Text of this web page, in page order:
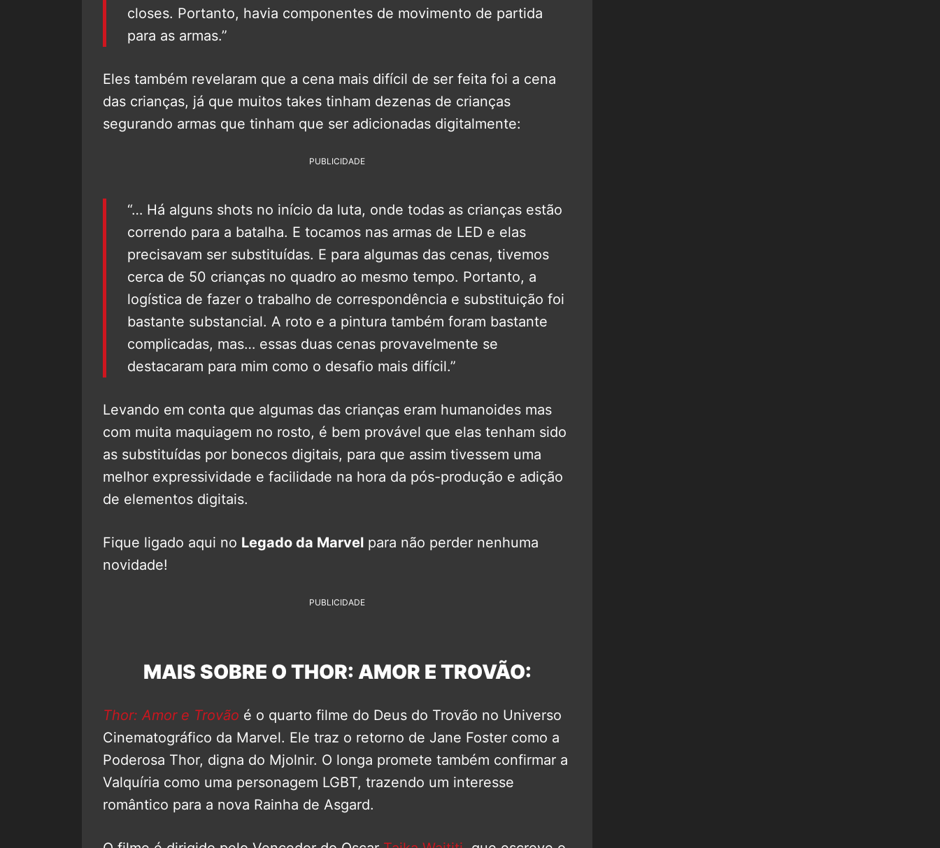
closes. Portanto, havia componentes de movimento de partida
para as armas.”
Eles também revelaram que a cena mais difícil de ser feita foi a cena
das crianças, já que muitos takes tinham dezenas de crianças
segurando armas que tinham que ser adicionadas digitalmente:
PUBLICIDADE
“… Há alguns shots no início da luta, onde todas as crianças estão
correndo para a batalha. E tocamos nas armas de LED e elas
precisavam ser substituídas. E para algumas das cenas, tivemos
cerca de 50 crianças no quadro ao mesmo tempo. Portanto, a
logística de fazer o trabalho de correspondência e substituição foi
bastante substancial. A roto e a pintura também foram bastante
complicadas, mas… essas duas cenas provavelmente se
destacaram para mim como o desafio mais difícil.”
Levando em conta que algumas das crianças eram humanoides mas
com muita maquiagem no rosto, é bem provável que elas tenham sido
as substituídas por bonecos digitais, para que assim tivessem uma
melhor expressividade e facilidade na hora da pós-produção e adição
de elementos digitais.
Fique ligado aqui no Legado da Marvel para não perder nenhuma
novidade!
PUBLICIDADE
MAIS SOBRE O THOR: AMOR E TROVÃO:
Thor: Amor e Trovão é o quarto filme do Deus do Trovão no Universo
Cinematográfico da Marvel. Ele traz o retorno de Jane Foster como a
Poderosa Thor, digna do Mjolnir. O longa promete também confirmar a
Valquíria como uma personagem LGBT, trazendo um interesse
romântico para a nova Rainha de Asgard.